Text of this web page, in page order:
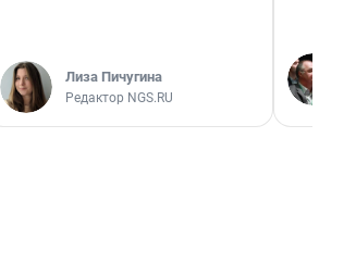
Лиза Пичугина
Редактор NGS.RU